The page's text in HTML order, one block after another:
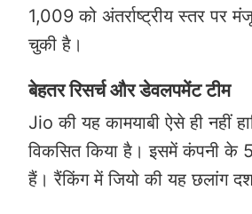
1,009 को अंतर्राष्ट्रीय स्तर पर
चुकी है।
बेहतर रिसर्च और डेवलपमेंट टीम
Jio की यह कामयाबी ऐसे ही नहीं
विकसित किया है। इसमें कंपनी के
हैं। रैंकिंग में जियो की यह छलांग